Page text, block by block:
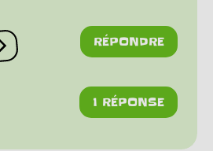
Ouvrir les réactions
RÉPONDRE
1 RÉPONSE